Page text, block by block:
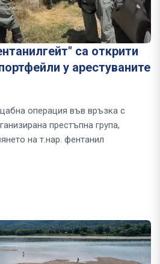
са открити
у арестуваните
операция във връзка с
престъпна група,
на т.нар. фентанил